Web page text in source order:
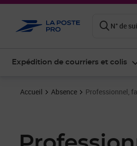
N° de
Expédition de courriers et colis
Accueil Absence Professionnel,